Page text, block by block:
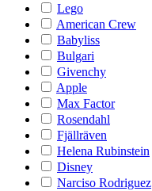
Lego
American Crew
Babyliss
Bulgari
Givenchy
Apple
Max Factor
Rosendahl
Fjällräven
Helena Rubinstein
Disney
Narciso Rodriguez